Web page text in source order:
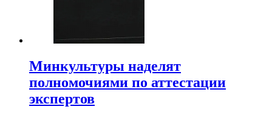
Минкультуры наделят
полномочиями по аттестации
экспертов